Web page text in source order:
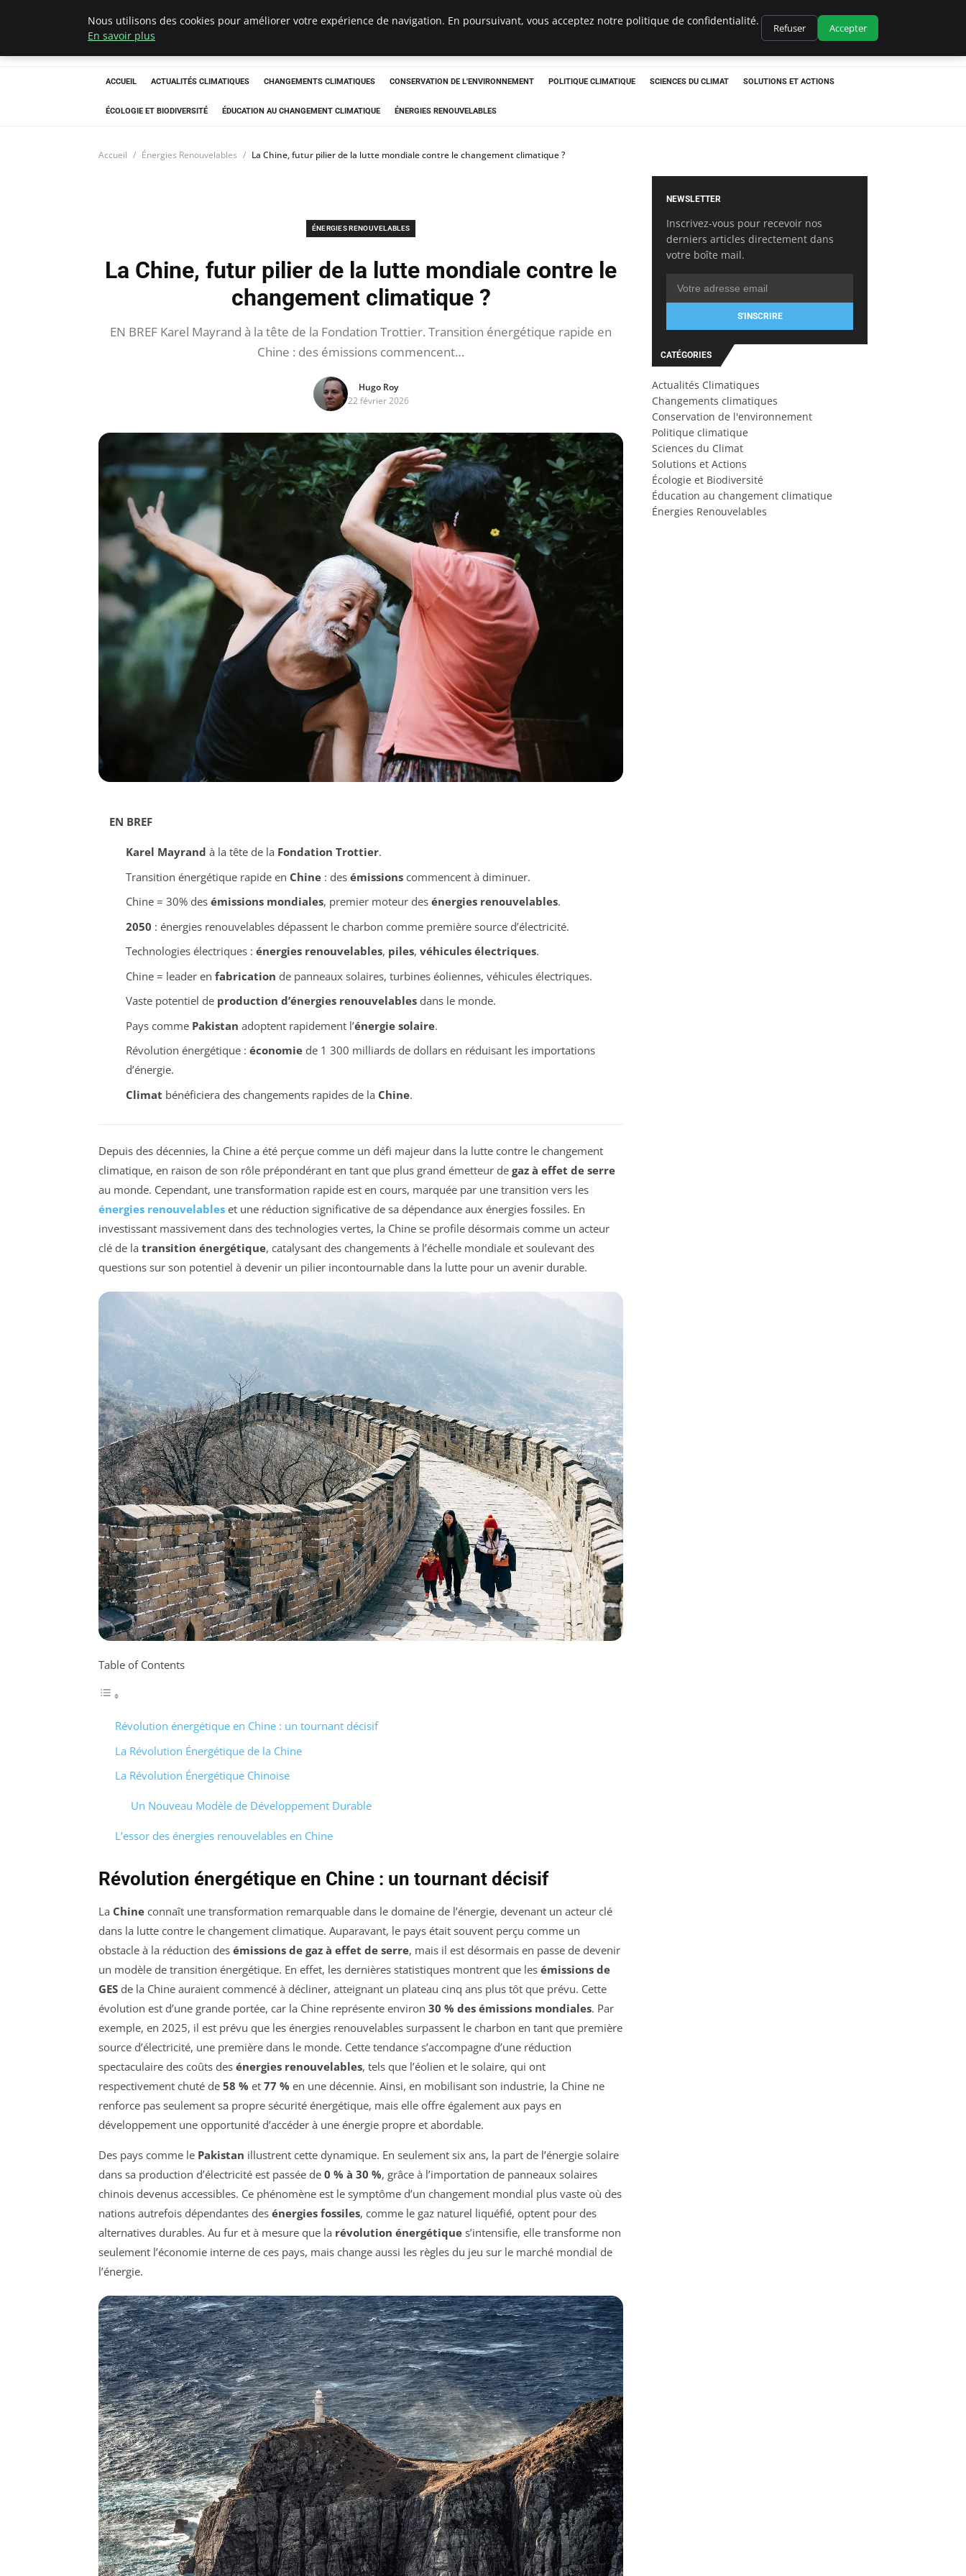
Climatedebtagents
ACCUEIL ACTUALITÉS CLIMATIQUES CHANGEMENTS CLIMATIQUES CONSERVATION DE L'ENVIRONNEMENT POLITIQUE CLIMATIQUE SCIENCES DU CLIMAT SOLUTIONS ET ACTIONS
ÉCOLOGIE ET BIODIVERSITÉ ÉDUCATION AU CHANGEMENT CLIMATIQUE ÉNERGIES RENOUVELABLES
Accueil Énergies Renouvelables La Chine, futur pilier de la lutte mondiale contre le changement climatique ?
ÉNERGIES RENOUVELABLES
La Chine, futur pilier de la lutte mondiale contre le
changement climatique ?
EN BREF Karel Mayrand à la tête de la Fondation Trottier. Transition énergétique rapide en
Chine : des émissions commencent…
Hugo Roy
22 février 2026
EN BREF
Karel Mayrand à la tête de la Fondation Trottier.
Transition énergétique rapide en Chine: des émissionscommencent à diminuer.
Chine = 30% des émissions mondiales, premier moteur des énergies renouvelables.
2050 : énergies renouvelables dépassent le charbon comme première source d’électricité.
Technologies électriques : énergies renouvelables, piles, véhicules électriques.
Chine = leader en fabrication de panneaux solaires, turbines éoliennes, véhicules électriques.
Vaste potentiel de production d’énergies renouvelablesdans le monde.
Pays comme Pakistan adoptent rapidement l’énergie solaire.
Révolution énergétique : économiede 1 300 milliards de dollars en réduisant les importations
d’énergie.
Climat bénéficiera des changements rapides de la Chine.
Depuis des décennies, la Chine a été perçue comme un défi majeur dans la lutte contre le changement
climatique, en raison de son rôle prépondérant en tant que plus grand émetteur de gaz à effet de serre
au monde. Cependant, une transformation rapide est en cours, marquée par une transition vers les
énergies renouvelables et une réduction significative de sa dépendance aux énergies fossiles. En
investissant massivement dans des technologies vertes, la Chine se profile désormais comme un acteur
clé de la transition énergétique, catalysant des changements à l’échelle mondiale et soulevant des
questions sur son potentiel à devenir un pilier incontournable dans la lutte pour un avenir durable.
Table of Contents
Révolution énergétique en Chine : un tournant décisif
La Révolution Énergétique de la Chine
La Révolution Énergétique Chinoise
Un Nouveau Modèle de Développement Durable
L’essor des énergies renouvelables en Chine
Révolution énergétique en Chine : un tournant décisif
La Chine connaît une transformation remarquable dans le domaine de l’énergie, devenant un acteur clé
dans la lutte contre le changement climatique. Auparavant, le pays était souvent perçu comme un
obstacle à la réduction des émissions de gaz à effet de serre, mais il est désormais en passe de devenir
un modèle de transition énergétique. En effet, les dernières statistiques montrent que les émissions de
GES de la Chine auraient commencé à décliner, atteignant un plateau cinq ans plus tôt que prévu. Cette
évolution est d’une grande portée, car la Chine représente environ 30 % des émissions mondiales. Par
exemple, en 2025, il est prévu que les énergies renouvelables surpassent le charbon en tant que première
source d’électricité, une première dans le monde. Cette tendance s’accompagne d’une réduction
spectaculaire des coûts des énergies renouvelables, tels que l’éolien et le solaire, qui ont
respectivement chuté de 58 % et 77 % en une décennie. Ainsi, en mobilisant son industrie, la Chine ne
renforce pas seulement sa propre sécurité énergétique, mais elle offre également aux pays en
développement une opportunité d’accéder à une énergie propre et abordable.
Des pays comme le Pakistan illustrent cette dynamique. En seulement six ans, la part de l’énergie solaire
dans sa production d’électricité est passée de 0 % à 30 %, grâce à l’importation de panneaux solaires
chinois devenus accessibles. Ce phénomène est le symptôme d’un changement mondial plus vaste où des
nations autrefois dépendantes des énergies fossiles, comme le gaz naturel liquéfié, optent pour des
alternatives durables. Au fur et à mesure que la révolution énergétique s’intensifie, elle transforme non
seulement l’économie interne de ces pays, mais change aussi les règles du jeu sur le marché mondial de
l’énergie.
NEWSLETTER
Inscrivez-vous pour recevoir nos
derniers articles directement dans
votre boîte mail.
S'INSCRIRE
CATÉGORIES
Actualités Climatiques
Changements climatiques
Conservation de l'environnement
Politique climatique
Sciences du Climat
Solutions et Actions
Écologie et Biodiversité
Éducation au changement climatique
Énergies Renouvelables
Nous utilisons des cookies pour améliorer votre expérience de navigation. En poursuivant, vous acceptez notre politique de confidentialité.
En savoir plus
Refuser Accepter